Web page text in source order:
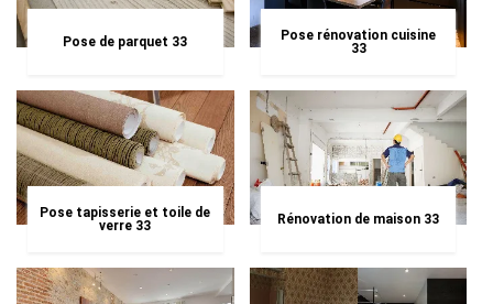
Pose de parquet 33
Pose rénovation cuisine
33
Pose tapisserie et toile de
verre 33
Rénovation de maison 33